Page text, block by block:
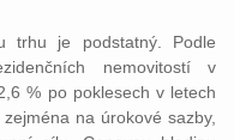
trhu je podstatný. Podle
nemovitostí v
% po poklesech v letech
na úrokové sazby,